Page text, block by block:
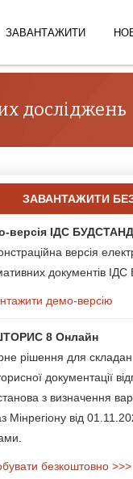
ЗАВАНТАЖИТИ
досліджень
ЗАВАНТАЖИТИ
версія ІДС
версія
документів
демо-версію
8 Онлайн
рішення для
документації
з визначення
Мінрегіону від
безкоштовно >>>